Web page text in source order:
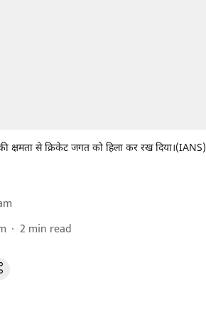
क्षमता से क्रिकेट जगत को हिला कर रख दिया।(IANS)
2 min read